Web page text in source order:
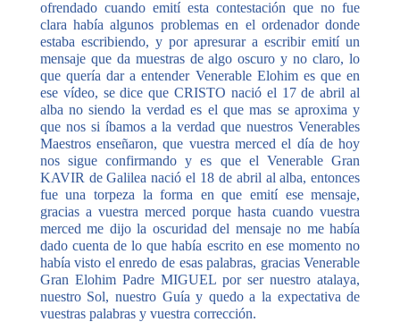
ofrendado cuando emití esta contestación que no fue
clara había algunos problemas en el ordenador donde
estaba escribiendo, y por apresurar a escribir emití un
mensaje que da muestras de algo oscuro y no claro, lo
que quería dar a entender Venerable Elohim es que en
ese vídeo, se dice que CRISTO nació el 17 de abril al
alba no siendo la verdad es el que mas se aproxima y
que nos si íbamos a la verdad que nuestros Venerables
Maestros enseñaron, que vuestra merced el día de hoy
nos sigue confirmando y es que el Venerable Gran
KAVIR de Galilea nació el 18 de abril al alba, entonces
fue una torpeza la forma en que emití ese mensaje,
gracias a vuestra merced porque hasta cuando vuestra
merced me dijo la oscuridad del mensaje no me había
dado cuenta de lo que había escrito en ese momento no
había visto el enredo de esas palabras, gracias Venerable
Gran Elohim Padre MIGUEL por ser nuestro atalaya,
nuestro Sol, nuestro Guía y quedo a la expectativa de
vuestras palabras y vuestra corrección.